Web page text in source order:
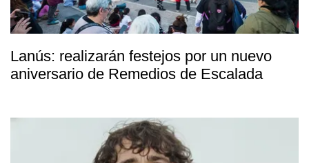
Lanús: realizarán festejos por un nuevo
aniversario de Remedios de Escalada